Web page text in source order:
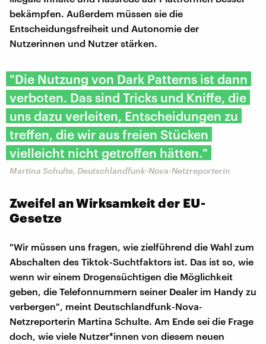
bekämpfen. Außerdem müssen sie die
Entscheidungsfreiheit und Autonomie der
Nutzerinnen und Nutzer stärken.
"Die Nutzung von Dark Patterns ist dann
verboten. Das sind Tricks und Kniffe, die
uns dazu verleiten, Entscheidungen zu
treffen, die wir aus freien Stücken
vielleicht nicht getroffen hätten."
Martina Schulte, Deutschlandfunk-Nova-Netzreporterin
Zweifel an Wirksamkeit der EU-
Gesetze
"Wir müssen uns fragen, wie zielführend die Wahl zum
Abschalten des Tiktok-Suchtfaktors ist. Das ist so, wie
wenn wir einem Drogensüchtigen die Möglichkeit
geben, die Telefonnummern seiner Dealer im Handy zu
verbergen", meint Deutschlandfunk-Nova-
Netzreporterin Martina Schulte. Am Ende sei die Frage
doch, wie viele Nutzer*innen von diesem neuen